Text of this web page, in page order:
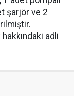
şarjör ve 2
adli